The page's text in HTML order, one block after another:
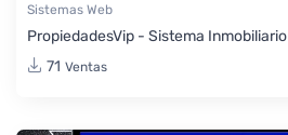
Sistemas Web
PropiedadesVip - Sistema Inmobiliario
71 Ventas